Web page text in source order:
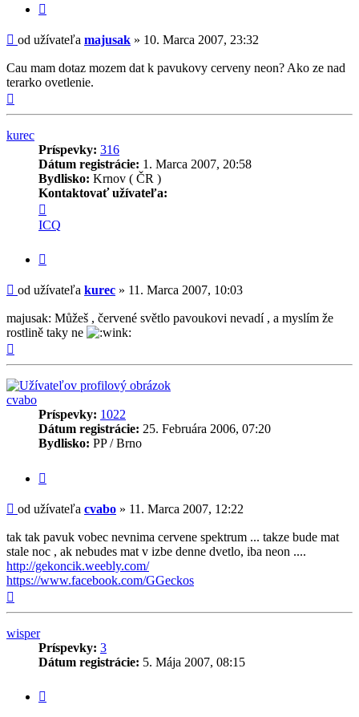
Príspevok
od užívateľa majusak » 10. Marca 2007, 23:32
Cau mam dotaz mozem dat k pavukovy cerveny neon? Ako ze nad
terarko ovetlenie.
kurec
Príspevky: 316
Dátum registrácie: 1. Marca 2007, 20:58
Bydlisko: Krnov ( ČR )
Kontaktovať užívateľa:
informácie
užívateľa
kurec
ICQ
Príspevok
od užívateľa kurec » 11. Marca 2007, 10:03
majusak: Můžeš , červené světlo pavoukovi nevadí , a myslím že
rostlině taky ne
cvabo
Príspevky: 1022
Dátum registrácie: 25. Februára 2006, 07:20
Bydlisko: PP / Brno
Príspevok
od užívateľa cvabo » 11. Marca 2007, 12:22
tak tak pavuk vobec nevnima cervene spektrum ... takze bude mat
stale noc , ak nebudes mat v izbe denne dvetlo, iba neon ....
http://gekoncik.weebly.com/
https://www.facebook.com/GGeckos
wisper
Príspevky: 3
Dátum registrácie: 5. Mája 2007, 08:15